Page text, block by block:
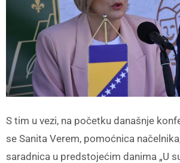
S tim u vezi, na početku današnje
se Sanita Verem, pomoćnica
saradnica u predstojećim danima „U